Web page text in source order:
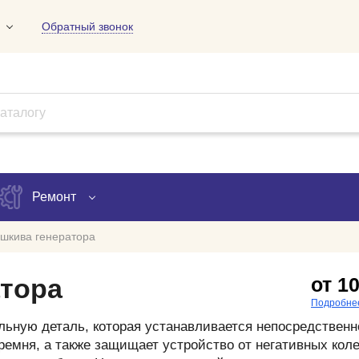
Обратный звонок
Ремонт
Проверка ремонта
генератора
от
деталь, которая устанавливается
а также защищает устройство от негативных